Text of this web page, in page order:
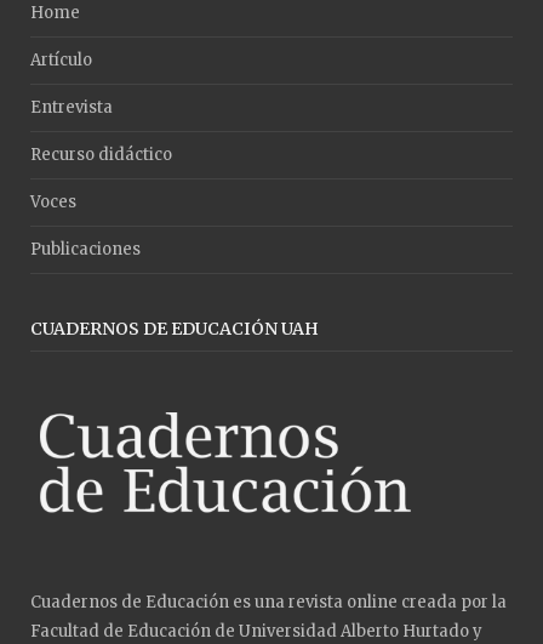
Home
Artículo
Entrevista
Recurso didáctico
Voces
Publicaciones
CUADERNOS DE EDUCACIÓN UAH
Cuadernos de Educación es una revista online creada por la
Facultad de Educación de Universidad Alberto Hurtado y